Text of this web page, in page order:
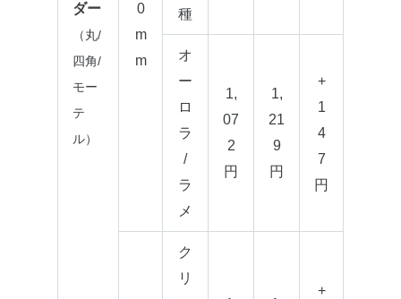
ダー
（丸/
四角/
モー
テ
ル）
0
m
m
種
オ
ー
ロ
ラ
/
ラ
メ
1,
07
2
円
1,
21
9
円
+
1
4
7
円
ク
リ
+